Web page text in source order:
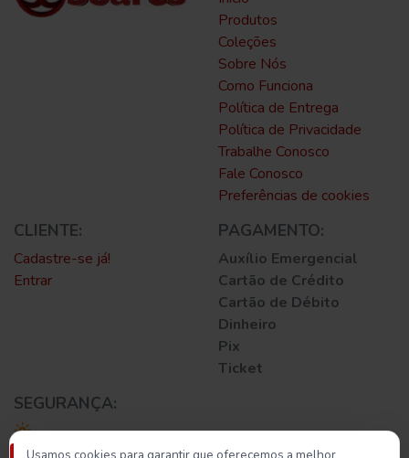
Produtos
Coleções
Sobre Nós
Como Funciona
Política de Entrega
Política de Privacidade
Trabalhe Conosco
Fale Conosco
Preferências de cookies
CLIENTE:
Cadastre-se já!
Entrar
PAGAMENTO:
Auxílio Emergencial
Cartão de Crédito
Cartão de Débito
Dinheiro
Pix
Ticket
SEGURANÇA: